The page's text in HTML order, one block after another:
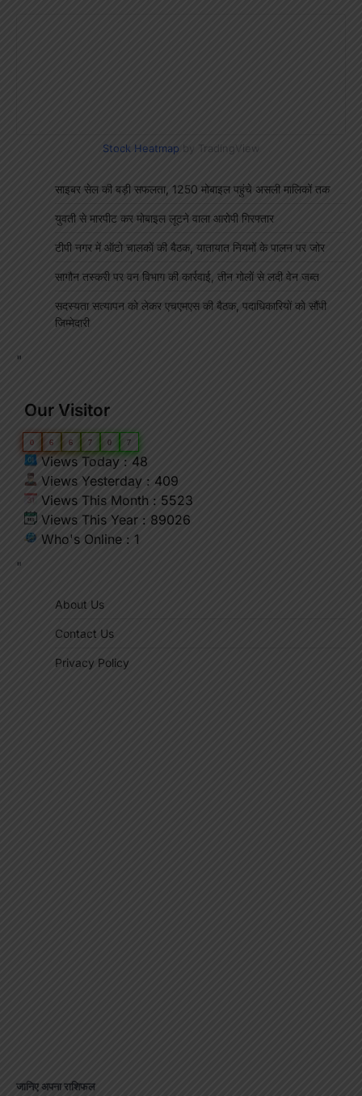
Stock Heatmap by TradingView
साइबर सेल की बड़ी सफलता, 1250 मोबाइल पहुंचे असली मालिकों तक
युवती से मारपीट कर मोबाइल लूटने वाला आरोपी गिरफ्तार
टीपी नगर में ऑटो चालकों की बैठक, यातायात नियमों के पालन पर जोर
सागौन तस्करी पर वन विभाग की कार्रवाई, तीन गोलों से लदी वेन जब्त
सदस्यता सत्यापन को लेकर एचएमएस की बैठक, पदाधिकारियों को सौंपी
जिम्मेदारी
"
Our Visitor
0 6 6 7 0 7
Views Today : 48
Views Yesterday : 409
Views This Month : 5523
Views This Year : 89026
Who's Online : 1
"
About Us
Contact Us
Privacy Policy
जानिए अपना राशिफल